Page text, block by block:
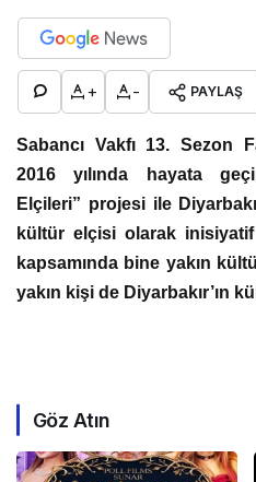
+ - PAYLAŞ
Sabancı Vakfı 13. Sezon
2016 yılında hayata
Elçileri” projesi ile
kültür elçisi olarak inisiyatif
kapsamında bine yakın
yakın kişi de Diyarbakır’ın
Göz Atın